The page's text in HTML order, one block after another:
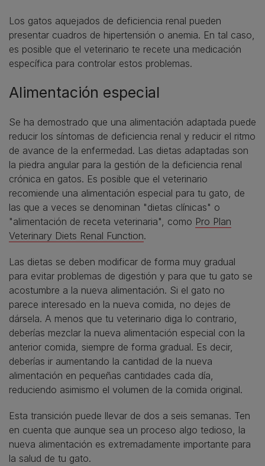
Los gatos aquejados de deficiencia renal pueden
presentar cuadros de hipertensión o anemia. En tal caso,
es posible que el veterinario te recete una medicación
específica para controlar estos problemas.
Alimentación especial
Se ha demostrado que una alimentación adaptada puede
reducir los síntomas de deficiencia renal y reducir el ritmo
de avance de la enfermedad. Las dietas adaptadas son
la piedra angular para la gestión de la deficiencia renal
crónica en gatos. Es posible que el veterinario
recomiende una alimentación especial para tu gato, de
las que a veces se denominan "dietas clínicas" o
"alimentación de receta veterinaria", como Pro Plan
Veterinary Diets Renal Function.
Las dietas se deben modificar de forma muy gradual
para evitar problemas de digestión y para que tu gato se
acostumbre a la nueva alimentación. Si el gato no
parece interesado en la nueva comida, no dejes de
dársela. A menos que tu veterinario diga lo contrario,
deberías mezclar la nueva alimentación especial con la
anterior comida, siempre de forma gradual. Es decir,
deberías ir aumentando la cantidad de la nueva
alimentación en pequeñas cantidades cada día,
reduciendo asimismo el volumen de la comida original.
Esta transición puede llevar de dos a seis semanas. Ten
en cuenta que aunque sea un proceso algo tedioso, la
nueva alimentación es extremadamente importante para
la salud de tu gato.